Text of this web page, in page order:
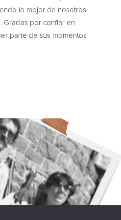
lo mejor de nosotros
Gracias por confiar en
parte de sus momentos